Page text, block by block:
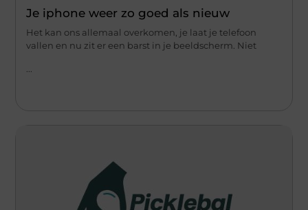
Je iphone weer zo goed als nieuw
Het kan ons allemaal overkomen, je laat je telefoon
vallen en nu zit er een barst in je beeldscherm. Niet